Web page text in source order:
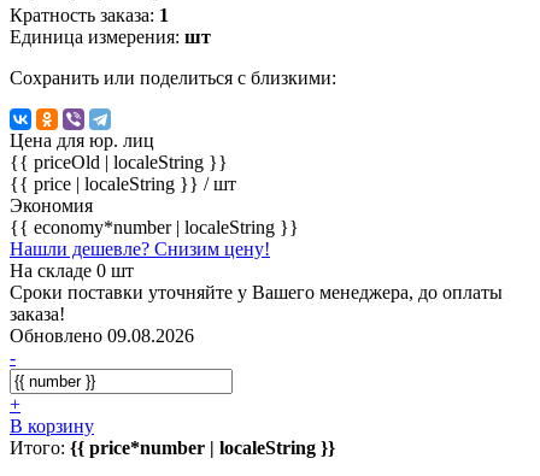
Кратность заказа: 1
Единица измерения: шт
Сохранить или поделиться с близкими:
Цена для юр. лиц
{{ priceOld | localeString }}
{{ price | localeString }} / шт
Экономия
{{ economy*number | localeString }}
Нашли дешевле? Снизим цену!
На складе 0 шт
Сроки поставки уточняйте у Вашего менеджера, до оплаты
заказа!
Обновлено 09.08.2026
-
+
В корзину
Итого: {{ price*number | localeString }}